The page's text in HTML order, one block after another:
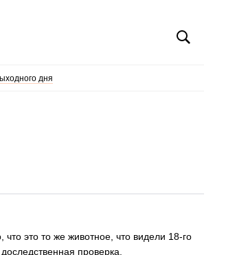
дня
это то же животное, что видели 18-го
проверка.